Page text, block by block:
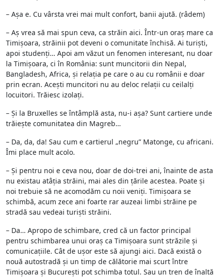
– Așa e. Cu vârsta vrei mai mult confort, banii ajută. (râdem)
– Aș vrea să mai spun ceva, ca străin aici. Într-un oraș mare ca
Timișoara, străinii pot deveni o comunitate închisă. Ai turiști,
apoi studenți… Apoi am văzut un fenomen interesant, nu doar
la Timișoara, ci în România: sunt muncitorii din Nepal,
Bangladesh, Africa, și relația pe care o au cu românii e doar
prin ecran. Acești muncitori nu au deloc relații cu ceilalți
locuitori. Trăiesc izolați.
– Și la Bruxelles se întâmplă asta, nu-i așa? Sunt cartiere unde
trăiește comunitatea din Magreb…
– Da, da, da! Sau cum e cartierul „negru” Matonge, cu africani.
Îmi place mult acolo.
– Și pentru noi e ceva nou, doar de doi-trei ani, înainte de asta
nu existau atâția străini, mai ales din țările acestea. Poate și
noi trebuie să ne acomodăm cu noii veniți. Timișoara se
schimbă, acum zece ani foarte rar auzeai limbi străine pe
stradă sau vedeai turiști străini.
– Da… Apropo de schimbare, cred că un factor principal
pentru schimbarea unui oraș ca Timișoara sunt străzile și
comunicațiile. Cât de ușor este să ajungi aici. Dacă există o
nouă autostradă și un timp de călătorie mai scurt între
Timișoara și București pot schimba totul. Sau un tren de înaltă